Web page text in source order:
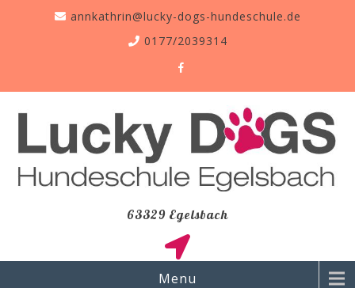
annkathrin@lucky-dogs-hundeschule.de
0177/2039314
63329 Egelsbach
Menu